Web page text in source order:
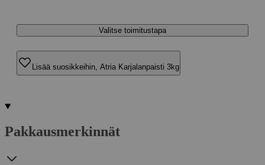
Valitse toimitustapa
Lisää suosikkeihin, Atria Karjalanpaisti 3kg
Pakkausmerkinnät